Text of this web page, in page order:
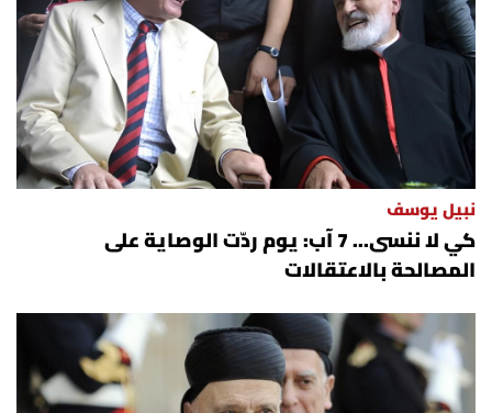
نبيل يوسف
كي لا ننسى... 7 آب: يوم ردّت الوصاية على
المصالحة بالاعتقالات